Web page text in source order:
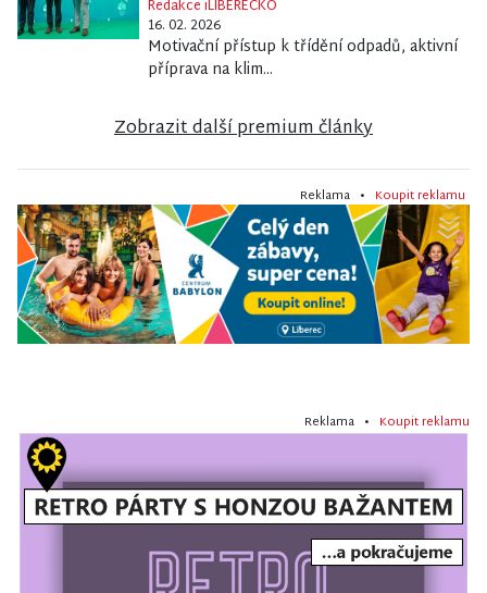
Redakce iLIBERECKO
16. 02. 2026
Motivační přístup k třídění odpadů, aktivní
příprava na klim...
Zobrazit další premium články
Reklama • Koupit reklamu
Reklama • Koupit reklamu